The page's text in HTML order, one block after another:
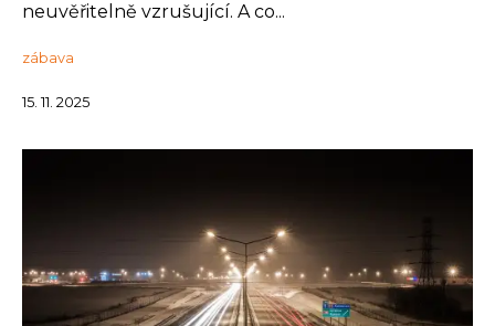
neuvěřitelně vzrušující. A co...
zábava
15. 11. 2025